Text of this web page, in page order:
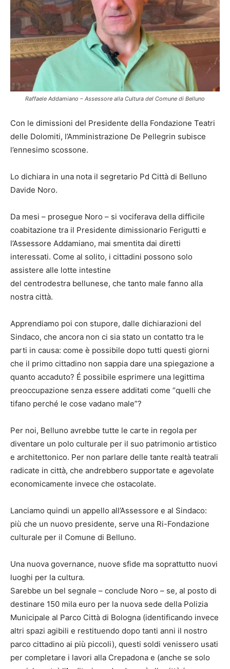
Raffaele Addamiano – Assessore alla Cultura del Comune di Belluno
Con le dimissioni del Presidente della Fondazione Teatri
delle Dolomiti, l’Amministrazione De Pellegrin subisce
l’ennesimo scossone.
Lo dichiara in una nota il segretario Pd Città di Belluno
Davide Noro.
Da mesi – prosegue Noro – si vociferava della difficile
coabitazione tra il Presidente dimissionario Ferigutti e
l’Assessore Addamiano, mai smentita dai diretti
interessati. Come al solito, i cittadini possono solo
assistere alle lotte intestine
del centrodestra bellunese, che tanto male fanno alla
nostra città.
Apprendiamo poi con stupore, dalle dichiarazioni del
Sindaco, che ancora non ci sia stato un contatto tra le
parti in causa: come è possibile dopo tutti questi giorni
che il primo cittadino non sappia dare una spiegazione a
quanto accaduto? É possibile esprimere una legittima
preoccupazione senza essere additati come “quelli che
tifano perché le cose vadano male”?
Per noi, Belluno avrebbe tutte le carte in regola per
diventare un polo culturale per il suo patrimonio artistico
e architettonico. Per non parlare delle tante realtà teatrali
radicate in città, che andrebbero supportate e agevolate
economicamente invece che ostacolate.
Lanciamo quindi un appello all’Assessore e al Sindaco:
più che un nuovo presidente, serve una Ri-Fondazione
culturale per il Comune di Belluno.
Una nuova governance, nuove sfide ma soprattutto nuovi
luoghi per la cultura.
Sarebbe un bel segnale – conclude Noro – se, al posto di
destinare 150 mila euro per la nuova sede della Polizia
Municipale al Parco Città di Bologna (identificando invece
altri spazi agibili e restituendo dopo tanti anni il nostro
parco cittadino ai più piccoli), questi soldi venissero usati
per completare i lavori alla Crepadona e (anche se solo